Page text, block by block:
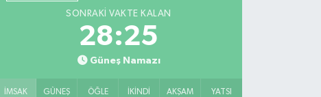
SONRAKI VAKTE KALAN
28:24
Güneş Namazı
İMSAK GÜNEŞ ÖĞLE İKINDI AKŞAM YATSI